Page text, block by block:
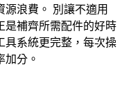
浪費。 別讓不適用
是補齊所需配件的好時
具系統更完整，每次操
加分。